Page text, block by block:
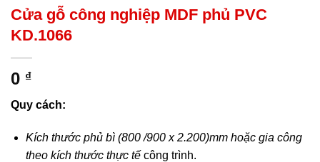
Cửa gỗ công nghiệp MDF phủ PVC
KD.1066
0 ₫
Quy cách:
Kích thước phủ bì (800 /900 x 2.200)mm hoặc gia công
theo kích thước thực tế công trình.